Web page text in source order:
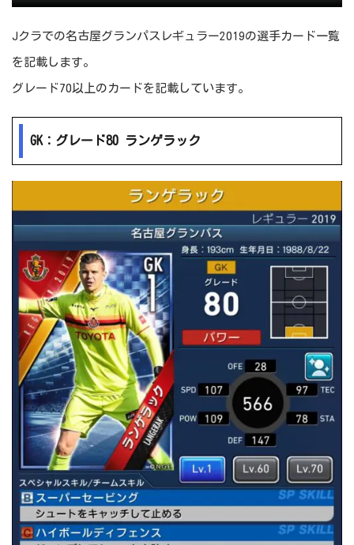
Jクラでの名古屋グランパスレギュラー2019の選手カード一覧
を記載します。
グレード70以上のカードを記載しています。
GK：グレード80 ランゲラック